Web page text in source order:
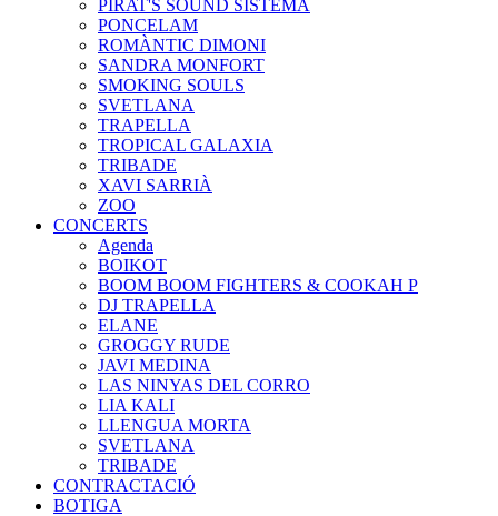
PIRAT'S SOUND SISTEMA
PONCELAM
ROMÀNTIC DIMONI
SANDRA MONFORT
SMOKING SOULS
SVETLANA
TRAPELLA
TROPICAL GALAXIA
TRIBADE
XAVI SARRIÀ
ZOO
CONCERTS
Agenda
BOIKOT
BOOM BOOM FIGHTERS & COOKAH P
DJ TRAPELLA
ELANE
GROGGY RUDE
JAVI MEDINA
LAS NINYAS DEL CORRO
LIA KALI
LLENGUA MORTA
SVETLANA
TRIBADE
CONTRACTACIÓ
BOTIGA